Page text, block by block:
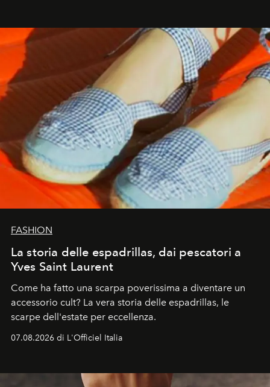
FASHION
La storia delle espadrillas, dai pescatori a
Yves Saint Laurent
Come ha fatto una scarpa poverissima a diventare un
accessorio cult? La vera storia delle espadrillas, le
scarpe dell'estate per eccellenza.
07.08.2026 di L'Officiel Italia